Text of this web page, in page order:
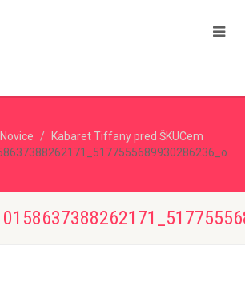
Novice
Kabaret Tiffany pred ŠKUCem